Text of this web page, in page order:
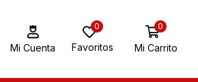
Mi Cuenta
0
Favoritos
0
Mi Carrito